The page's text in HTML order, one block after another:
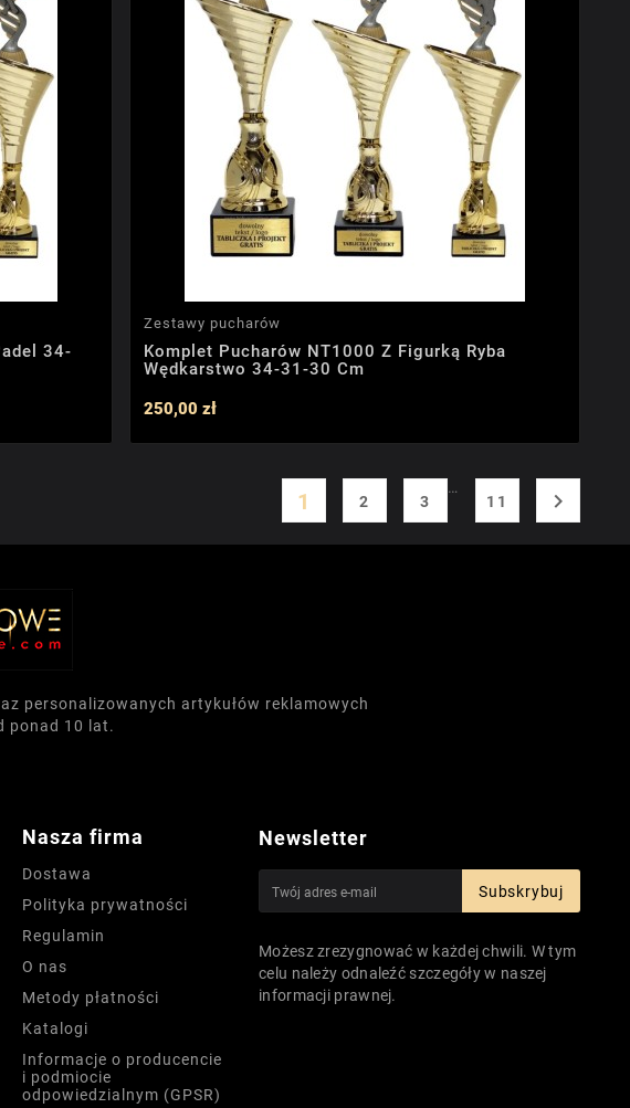
34-
Zestawy pucharów
Komplet Pucharów NT1000 Z Figurką Ryba
Wędkarstwo 34-31-30 Cm
250,00 zł
1 2 3
…
11

personalizowanych artykułów reklamowych
ponad 10 lat.
Nasza firma
Dostawa
Polityka prywatności
Regulamin
O nas
Metody płatności
Katalogi
Informacje o producencie
i podmiocie
odpowiedzialnym (GPSR)
Newsletter
Subskrybuj
Możesz zrezygnować w każdej chwili. W tym
celu należy odnaleźć szczegóły w naszej
informacji prawnej.